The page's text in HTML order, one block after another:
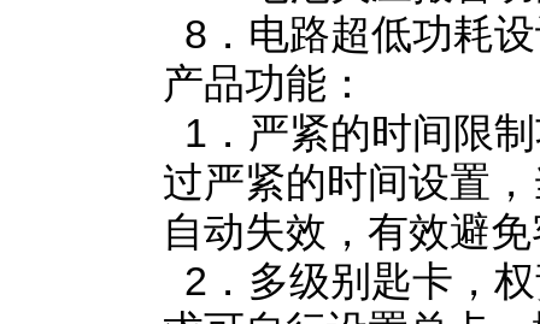
8．电路超低功耗
产品功能：
1．严紧的时间限
过严紧的时间设置
自动失效，有效避
2．多级别匙卡，